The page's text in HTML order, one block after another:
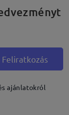
Feliratkozás
ajánlatokról